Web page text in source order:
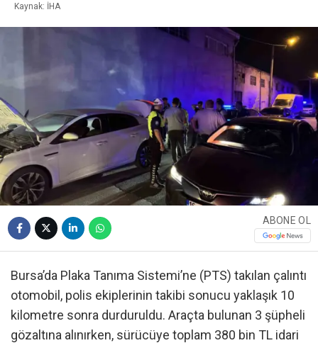
Kaynak: İHA
ABONE OL
Bursa’da Plaka Tanıma Sistemi’ne (PTS) takılan çalıntı
otomobil, polis ekiplerinin takibi sonucu yaklaşık 10
kilometre sonra durduruldu. Araçta bulunan 3 şüpheli
gözaltına alınırken, sürücüye toplam 380 bin TL idari